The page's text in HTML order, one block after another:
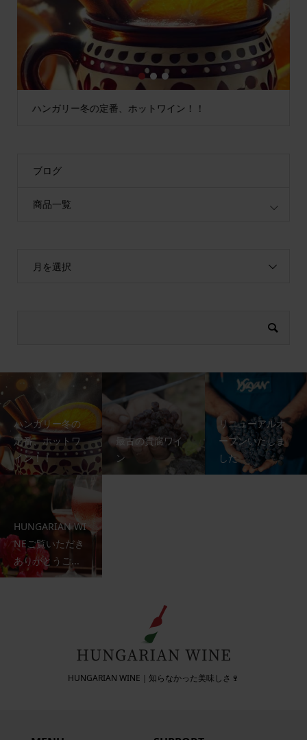
ハンガリー冬の定番、ホットワイン！！
1 2 3
ブログ
商品一覧
月を選択
ハンガリー冬の
定番、ホットワ
イン！！
最古の貴腐ワイ
ン
リニューアルオ
ープンいたしま
した
HUNGARIAN WI
NEご覧いただき
ありがとうご...
HUNGARIAN WINE｜知らなかった美味しさ🍷